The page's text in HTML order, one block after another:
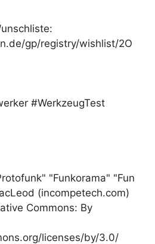
gp/registry/wishlist/2O
#WerkzeugTest
"Funkorama" "Fun
(incompetech.com)
Commons: By
licenses/by/3.0/